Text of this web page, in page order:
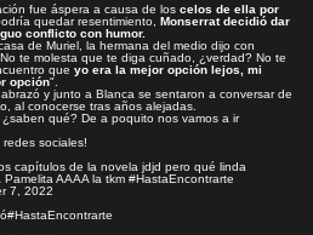
fue áspera a causa de los celos de ella por
quedar resentimiento, Monserrat decidió dar
conflicto con humor.
de Muriel, la hermana del medio dijo con
te molesta que te diga cuñado, ¿verdad? No te
que yo era la mejor opción lejos, mi
opción".
y junto a Blanca se sentaron a conversar de
al conocerse tras años alejadas.
¿saben qué? De a poquito nos vamos a ir
redes sociales!
capítulos de la novela jdjd pero qué linda
AAAA la tkm #HastaEncontrarte
7, 2022
#HastaEncontrarte